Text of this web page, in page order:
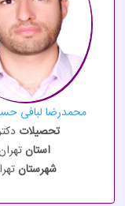
محمدرضا لبافی
تحصیلات
استان
شهرستان